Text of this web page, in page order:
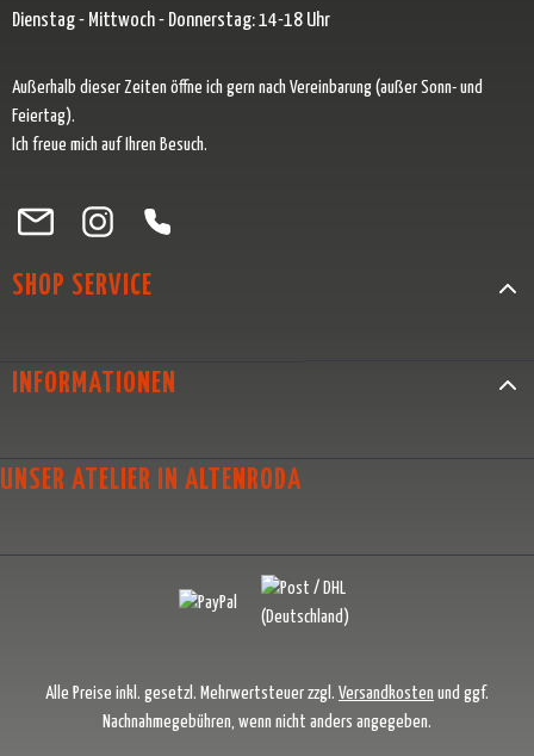
Dienstag - Mittwoch - Donnerstag: 14-18 Uhr
Außerhalb dieser Zeiten öffne ich gern nach Vereinbarung (außer Sonn- und
Feiertag).
Ich freue mich auf Ihren Besuch.
Besuche uns auf Facebook – öffnet in neuem Tab (externer Link)
Schau auf Instagram vorbei – öffnet in neuem Tab (externer Link)
Lass dich auf Pinterest inspirieren – öffnet in neuem Tab
Folge uns auf X – öffnet in neuem Tab (externer Link)
SHOP SERVICE
INFORMATIONEN
UNSER ATELIER IN ALTENRODA
Alle Preise inkl. gesetzl. Mehrwertsteuer zzgl. Versandkosten und ggf.
Nachnahmegebühren, wenn nicht anders angegeben.